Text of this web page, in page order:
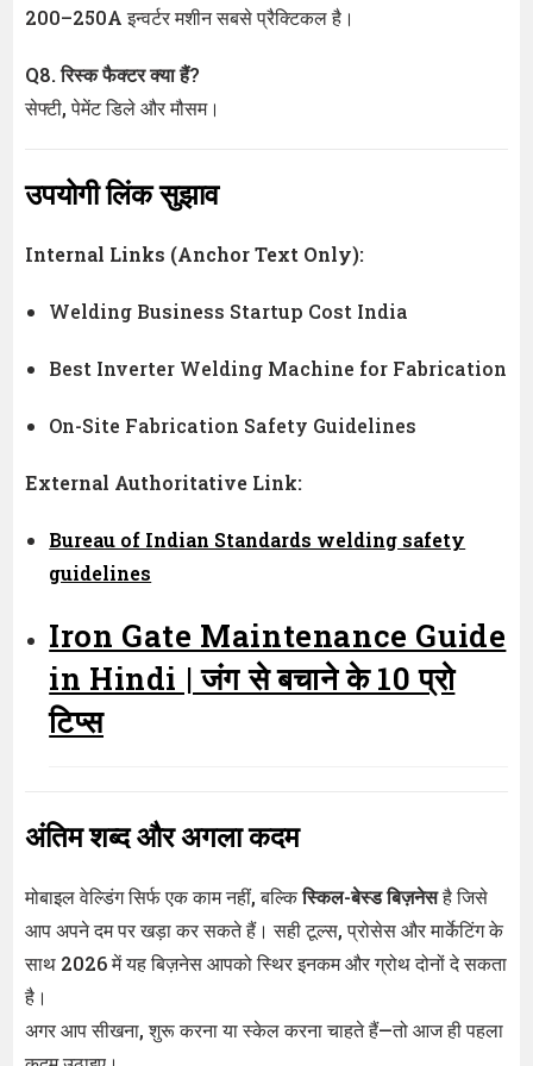
200–250A इन्वर्टर मशीन सबसे प्रैक्टिकल है।
Q8. रिस्क फैक्टर क्या हैं?
सेफ्टी, पेमेंट डिले और मौसम।
उपयोगी लिंक सुझाव
Internal Links (Anchor Text Only):
Welding Business Startup Cost India
Best Inverter Welding Machine for Fabrication
On-Site Fabrication Safety Guidelines
External Authoritative Link:
Bureau of Indian Standards welding safety
guidelines
Iron Gate Maintenance Guide
in Hindi | जंग से बचाने के 10 प्रो
टिप्स
अंतिम शब्द और अगला कदम
मोबाइल वेल्डिंग सिर्फ एक काम नहीं, बल्किस्किल-बेस्ड बिज़नेसहै जिसे
आप अपने दम पर खड़ा कर सकते हैं। सही टूल्स, प्रोसेस और मार्केटिंग के
साथ 2026 में यह बिज़नेस आपको स्थिर इनकम और ग्रोथ दोनों दे सकता
है।
अगर आप सीखना, शुरू करना या स्केल करना चाहते हैं—तो आज ही पहला